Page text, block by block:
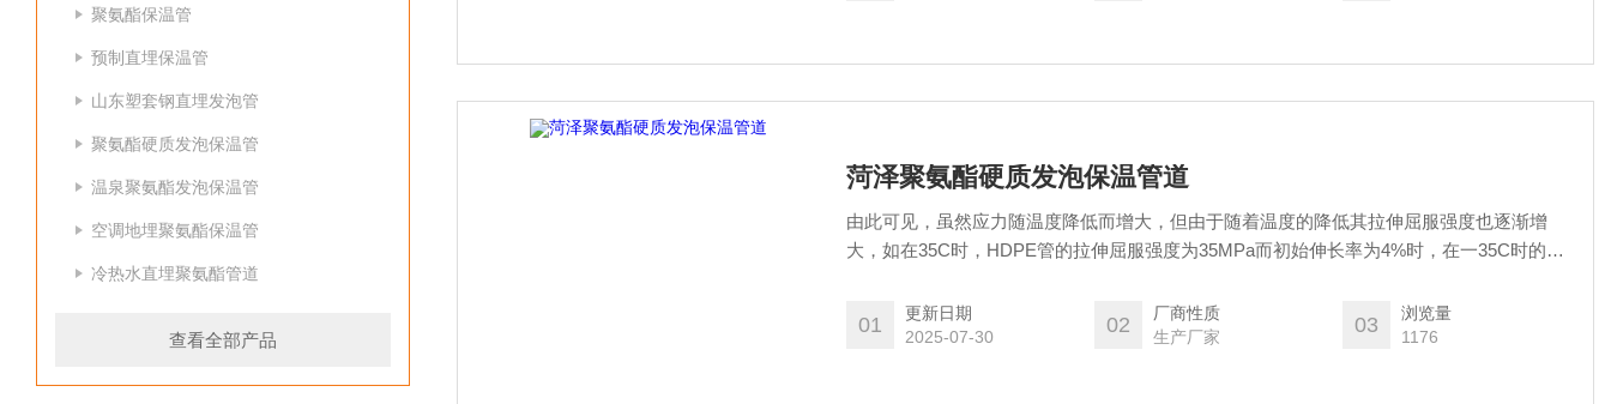
聚氨酯保温管
预制直埋保温管
山东塑套钢直埋发泡管
聚氨酯硬质发泡保温管
温泉聚氨酯发泡保温管
空调地埋聚氨酯保温管
冷热水直埋聚氨酯管道
查看全部产品
菏泽聚氨酯硬质发泡保温管道
由此可见，虽然应力随温度降低而增大，但由于随着温度的降低其拉伸屈服强度也逐渐增
大，如在35C时，HDPE管的拉伸屈服强度为35MPa而初始伸长率为4%时，在一35C时的应
使管子开裂应达到的拉伸屈服强度，因此，在低温下不会造成HDPE外护管的开裂。菏泽聚
氨酯硬质发泡保温管道
01
更新日期
2025-07-30
02
厂商性质
生产厂家
03
浏览量
1176